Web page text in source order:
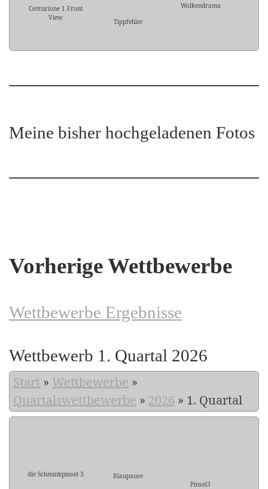
Centurione 1 Front
View
Tippfehler
Wolkendrama
Meine bisher hochgeladenen Fotos
Vorherige Wettbewerbe
Wettbewerbe Ergebnisse
Wettbewerb 1. Quartal 2026
Start » Wettbewerbe »
Quartalswettbewerbe » 2026 » 1. Quartal
die Schminkpinsel 3
Blaupause
Pinsel3